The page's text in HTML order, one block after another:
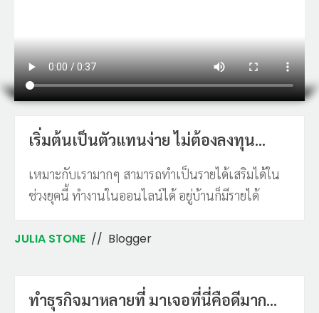
เริ่มต้นเป็นตัวแทนง่าย ไม่ต้องลงทุน...
เหมาะกับเรามากๆ สามารถทำเป็นรายได้เสริมได้ใน
ช่วงยุคนี้ ทำงานในออนไลน์ได้ อยู่บ้านก็มีรายได้
JULIA STONE // Blogger
ทำธุรกิจมาหลายที่ มาเจอที่นี่คือดีมาก...